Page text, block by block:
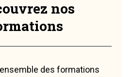
nos
des formations